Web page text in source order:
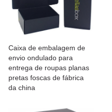
Caixa de embalagem de
envio ondulado para
entrega de roupas planas
pretas foscas de fábrica
da china